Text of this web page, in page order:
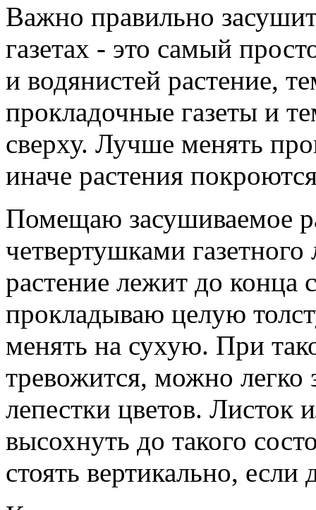
Важно правильно
газетах - это самый
и водянистей растение,
прокладочные газеты и
сверху. Лучше менять
иначе растения
Помещаю засушиваемое
четвертушками
растение лежит до
прокладываю целую
менять на сухую. При
тревожится, можно
лепестки цветов. Листок
высохнуть до такого
стоять вертикально,